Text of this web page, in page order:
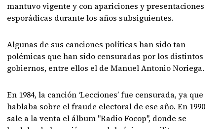
mantuvo vigente y con apariciones y presentaciones
esporádicas durante los años subsiguientes.
Algunas de sus canciones políticas han sido tan
polémicas que han sido censuradas por los distintos
gobiernos, entre ellos el de Manuel Antonio Noriega.
En 1984, la canción ‘Lecciones’ fue censurada, ya que
hablaba sobre el fraude electoral de ese año. En 1990
sale a la venta el álbum "Radio Focop", donde se